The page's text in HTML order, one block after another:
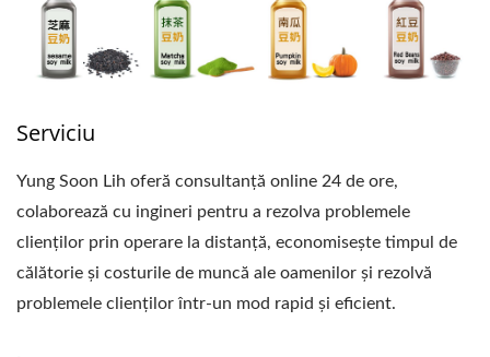
Serviciu
Yung Soon Lih oferă consultanță online 24 de ore,
colaborează cu ingineri pentru a rezolva problemele
clienților prin operare la distanță, economisește timpul de
călătorie și costurile de muncă ale oamenilor și rezolvă
problemele clienților într-un mod rapid și eficient.